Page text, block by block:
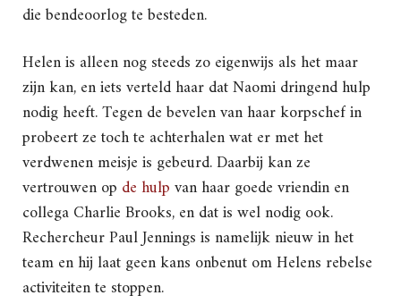
die bendeoorlog te besteden.
Helen is alleen nog steeds zo eigenwijs als het maar
zijn kan, en iets verteld haar dat Naomi dringend hulp
nodig heeft. Tegen de bevelen van haar korpschef in
probeert ze toch te achterhalen wat er met het
verdwenen meisje is gebeurd. Daarbij kan ze
vertrouwen op de hulpvan haar goede vriendin en
collega Charlie Brooks, en dat is wel nodig ook.
Rechercheur Paul Jennings is namelijk nieuw in het
team en hij laat geen kans onbenut om Helens rebelse
activiteiten te stoppen.